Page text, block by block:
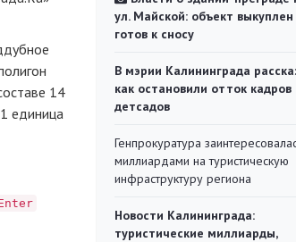
14
единица
ул. Майской: объект выкуплен
готов к сносу
В мэрии Калининграда
как остановили отток кадров
детсадов
Генпрокуратура
миллиардами на туристическую
инфраструктуру региона
Новости Калининграда:
туристические миллиарды,